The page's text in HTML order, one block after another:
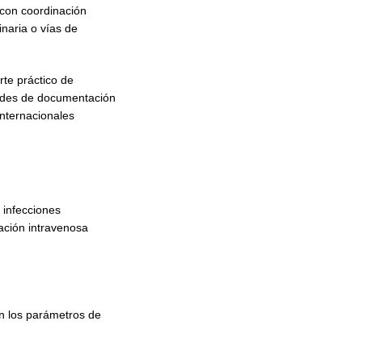
coordinación
o vías de
práctico de
de documentación
intravenosa
los parámetros de